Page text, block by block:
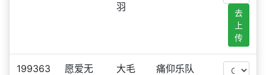
羽
去
上
传
199363
愿爱无
大毛 痛仰乐队